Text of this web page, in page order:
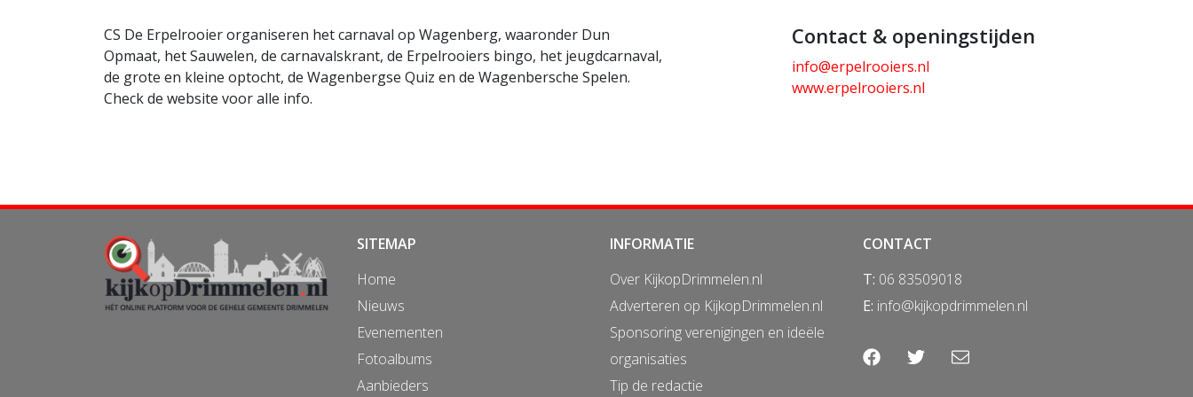
CS De Erpelrooier organiseren het carnaval op Wagenberg, waaronder Dun
Opmaat, het Sauwelen, de carnavalskrant, de Erpelrooiers bingo, het jeugdcarnaval,
de grote en kleine optocht, de Wagenbergse Quiz en de Wagenbersche Spelen.
Check de website voor alle info.
Contact & openingstijden
info@erpelrooiers.nl
www.erpelrooiers.nl
SITEMAP
Home
Nieuws
Evenementen
Fotoalbums
Aanbieders
INFORMATIE
Over KijkopDrimmelen.nl
Adverteren op KijkopDrimmelen.nl
Sponsoring verenigingen en ideële
organisaties
Tip de redactie
CONTACT
T: 06 83509018
E: info@kijkopdrimmelen.nl